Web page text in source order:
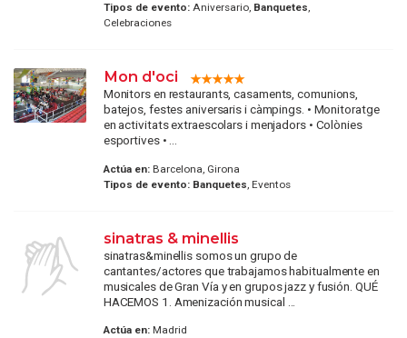
Tipos de evento:Aniversario, Banquetes,
Celebraciones
Mon d'oci
Monitors en restaurants, casaments, comunions,
batejos, festes aniversaris i càmpings. • Monitoratge
en activitats extraescolars i menjadors • Colònies
esportives • ...
Actúa en:Barcelona, Girona
Tipos de evento: Banquetes , Eventos
sinatras & minellis
sinatras&minellis somos un grupo de
cantantes/actores que trabajamos habitualmente en
musicales de Gran Vía y en grupos jazz y fusión. QUÉ
HACEMOS 1. Amenización musical ...
Actúa en:Madrid